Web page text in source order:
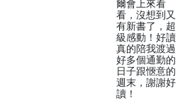
爾會上來看
看，沒想到又
有新書了，超
級感動！好讀
真的陪我渡過
好多個通勤的
日子跟愜意的
週末，謝謝好
讀！